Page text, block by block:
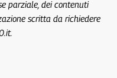
parziale, dei contenuti
scritta da richiedere